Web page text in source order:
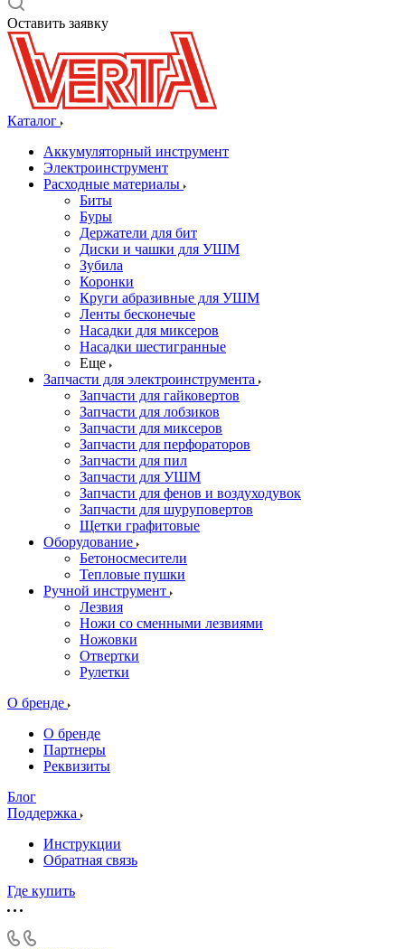
Оставить заявку
Каталог
Аккумуляторный инструмент
Электроинструмент
Расходные материалы
Биты
Буры
Держатели для бит
Диски и чашки для УШМ
Зубила
Коронки
Круги абразивные для УШМ
Ленты бесконечые
Насадки для миксеров
Насадки шестигранные
Еще
Запчасти для электроинструмента
Запчасти для гайковертов
Запчасти для лобзиков
Запчасти для миксеров
Запчасти для перфораторов
Запчасти для пил
Запчасти для УШМ
Запчасти для фенов и воздуходувок
Запчасти для шуруповертов
Щетки графитовые
Оборудование
Бетоносмесители
Тепловые пушки
Ручной инструмент
Лезвия
Ножи со сменными лезвиями
Ножовки
Отвертки
Рулетки
О бренде
О бренде
Партнеры
Реквизиты
Блог
Поддержка
Инструкции
Обратная связь
Где купить